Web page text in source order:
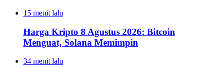
15 menit lalu
Harga Kripto 8 Agustus 2026: Bitcoin
Menguat, Solana Memimpin
34 menit lalu